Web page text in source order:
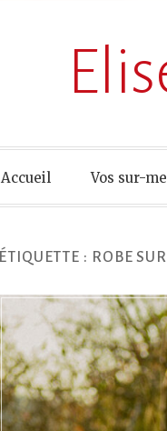
Accueil Vos sur-
ÉTIQUETTE : ROBE